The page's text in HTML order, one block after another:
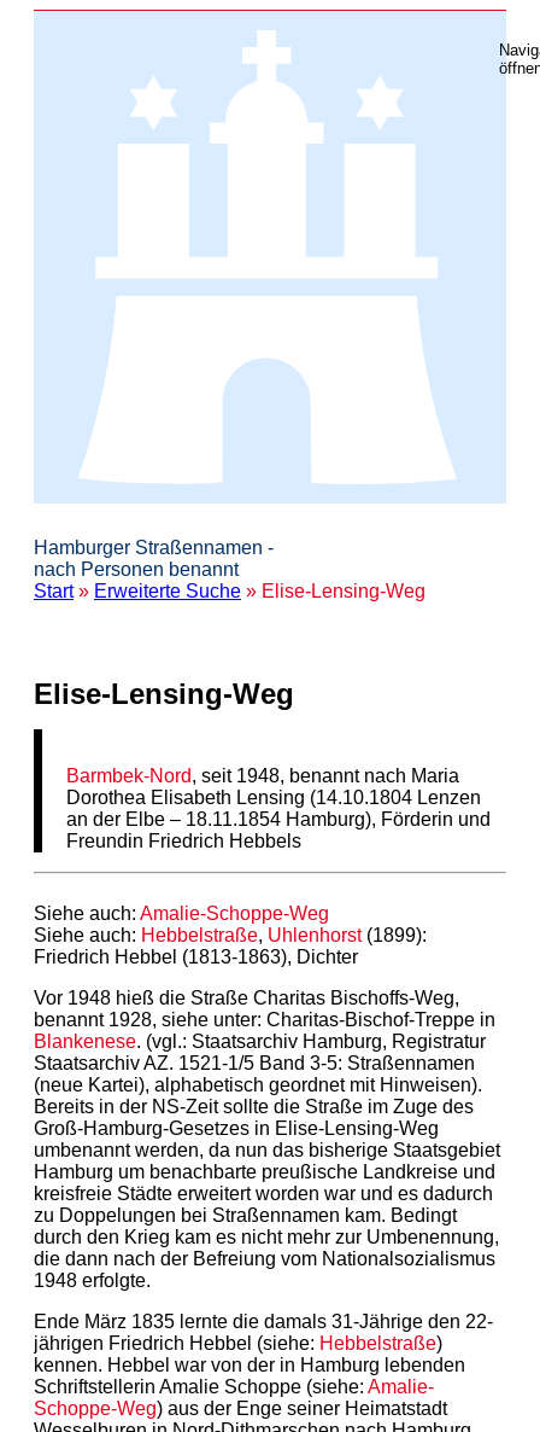
Hamburger Straßennamen -
nach Personen benannt
Start» Erweiterte Suche » Elise-Lensing-Weg
Elise-Lensing-Weg
Barmbek-Nord, seit 1948, benannt nach Maria
Dorothea Elisabeth Lensing (14.10.1804 Lenzen
an der Elbe – 18.11.1854 Hamburg), Förderin und
Freundin Friedrich Hebbels
Siehe auch: Amalie-Schoppe-Weg
Siehe auch: Hebbelstraße, Uhlenhorst(1899):
Friedrich Hebbel (1813-1863), Dichter
Vor 1948 hieß die Straße Charitas Bischoffs-Weg,
benannt 1928, siehe unter: Charitas-Bischof-Treppe in
Blankenese. (vgl.: Staatsarchiv Hamburg, Registratur
Staatsarchiv AZ. 1521-1/5 Band 3-5: Straßennamen
(neue Kartei), alphabetisch geordnet mit Hinweisen).
Bereits in der NS-Zeit sollte die Straße im Zuge des
Groß-Hamburg-Gesetzes in Elise-Lensing-Weg
umbenannt werden, da nun das bisherige Staatsgebiet
Hamburg um benachbarte preußische Landkreise und
kreisfreie Städte erweitert worden war und es dadurch
zu Doppelungen bei Straßennamen kam. Bedingt
durch den Krieg kam es nicht mehr zur Umbenennung,
die dann nach der Befreiung vom Nationalsozialismus
1948 erfolgte.
Ende März 1835 lernte die damals 31-Jährige den 22-
jährigen Friedrich Hebbel (siehe: Hebbelstraße)
kennen. Hebbel war von der in Hamburg lebenden
Schriftstellerin Amalie Schoppe (siehe: Amalie-
Schoppe-Weg) aus der Enge seiner Heimatstadt